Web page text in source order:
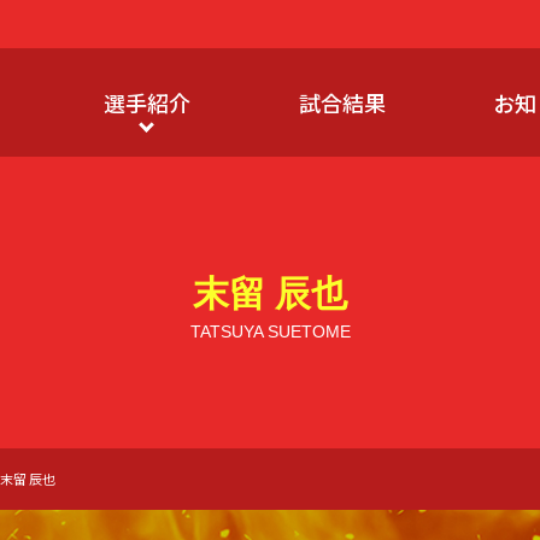
選手紹介 試合結果 お
末留 辰也
TATSUYA SUETOME
末留 辰也